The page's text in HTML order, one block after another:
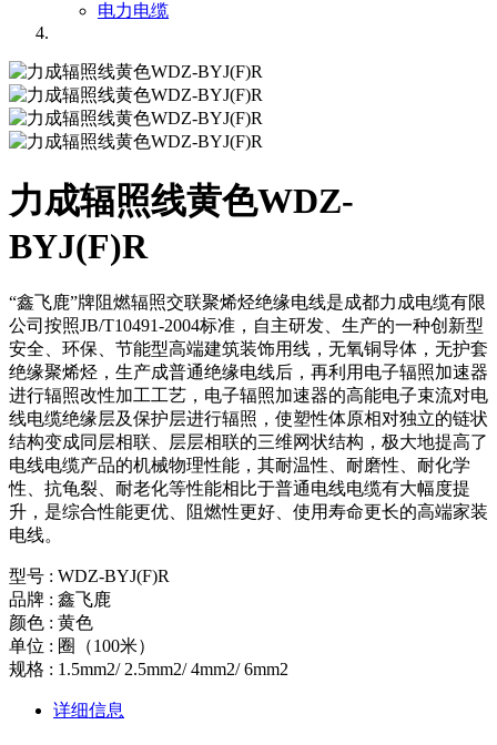
电力电缆
力成辐照线黄色WDZ-
BYJ(F)R
“鑫飞鹿”牌阻燃辐照交联聚烯烃绝缘电线是成都力成电缆有限
公司按照JB/T10491-2004标准，自主研发、生产的一种创新型
安全、环保、节能型高端建筑装饰用线，无氧铜导体，无护套
绝缘聚烯烃，生产成普通绝缘电线后，再利用电子辐照加速器
进行辐照改性加工工艺，电子辐照加速器的高能电子束流对电
线电缆绝缘层及保护层进行辐照，使塑性体原相对独立的链状
结构变成同层相联、层层相联的三维网状结构，极大地提高了
电线电缆产品的机械物理性能，其耐温性、耐磨性、耐化学
性、抗龟裂、耐老化等性能相比于普通电线电缆有大幅度提
升，是综合性能更优、阻燃性更好、使用寿命更长的高端家装
电线。
型号 : WDZ-BYJ(F)R
品牌 : 鑫飞鹿
颜色 : 黄色
单位 : 圈（100米）
规格 : 1.5mm2/ 2.5mm2/ 4mm2/ 6mm2
详细信息